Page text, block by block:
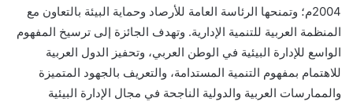
2004م؛ وتمنحها الرئاسة العامة للأرصاد وحماية البيئة بالتعاون مع
المنظمة العربية للتنمية الإدارية. وتهدف الجائزة إلى ترسيخ المفهوم
الواسع للإدارة البيئية في الوطن العربي، وتحفيز الدول العربية
للاهتمام بمفهوم التنمية المستدامة، والتعريف بالجهود المتميزة
والممارسات العربية والدولية الناجحة في مجال الإدارة البيئية